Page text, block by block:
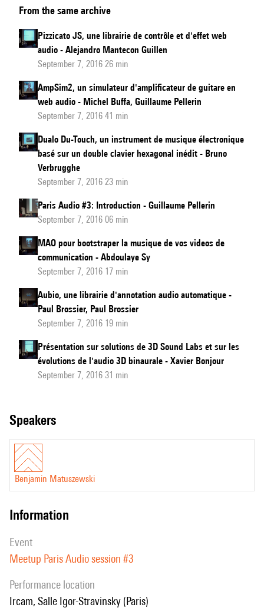
une
librairie
d'interaction
audio
(+
projet
SoundWorks)
From the same archive
Pizzicato JS, une librairie de contrôle et d'effet web
audio - Alejandro Mantecon Guillen
September 7, 2016 26 min
AmpSim2, un simulateur d'amplificateur de guitare en
web audio - Michel Buffa, Guillaume Pellerin
September 7, 2016 41 min
Dualo Du-Touch, un instrument de musique électronique
basé sur un double clavier hexagonal inédit - Bruno
Verbrugghe
September 7, 2016 23 min
Paris Audio #3: Introduction - Guillaume Pellerin
September 7, 2016 06 min
MAO pour bootstraper la musique de vos videos de
communication - Abdoulaye Sy
September 7, 2016 17 min
Aubio, une librairie d'annotation audio automatique -
Paul Brossier, Paul Brossier
September 7, 2016 19 min
Présentation sur solutions de 3D Sound Labs et sur les
évolutions de l'audio 3D binaurale - Xavier Bonjour
September 7, 2016 31 min
speakers
Benjamin Matuszewski
information
event
Meetup Paris Audio session #3
performance location
Ircam, Salle Igor-Stravinsky (Paris)